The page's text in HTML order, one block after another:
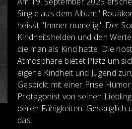
Single aus dem Album
heisst "Immer nume ig". Der
Kindheitshelden und den
die man als Kind hatte. Die
Atmosphäre bietet Platz um
eigene Kindheit und Jugend
Gespickt mit einer Prise
Protagonist von seinen
deren Fähigkeiten. Gesanglich
das...